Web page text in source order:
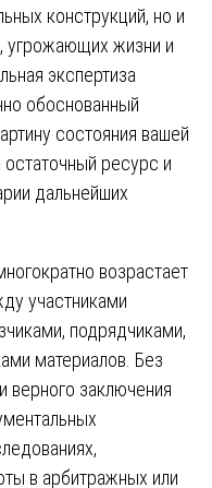
конструкций, но и
угрожающих жизни и
экспертиза
обоснованный
состояния вашей
ресурс и
дальнейших
возрастает
участниками
подрядчиками,
материалов. Без
верного заключения
в арбитражных или